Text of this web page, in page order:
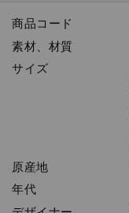
商品コード
素材、材質
サイズ
原産地
年代